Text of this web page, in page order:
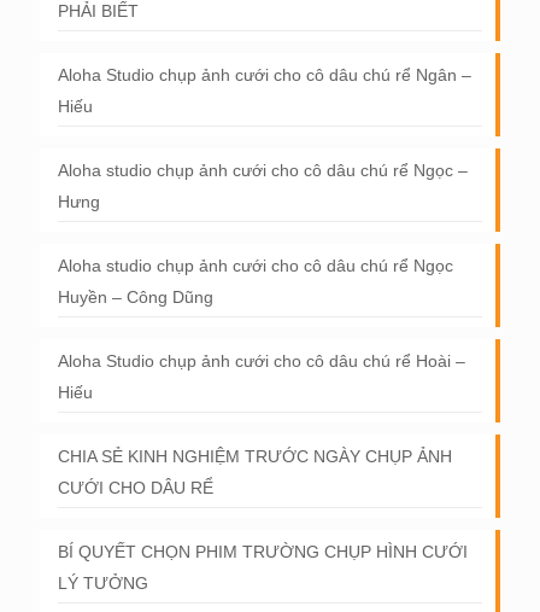
PHẢI BIẾT
Aloha Studio chụp ảnh cưới cho cô dâu chú rể Ngân –
Hiếu
Aloha studio chụp ảnh cưới cho cô dâu chú rể Ngọc –
Hưng
Aloha studio chụp ảnh cưới cho cô dâu chú rể Ngọc
Huyền – Công Dũng
Aloha Studio chụp ảnh cưới cho cô dâu chú rể Hoài –
Hiếu
CHIA SẺ KINH NGHIỆM TRƯỚC NGÀY CHỤP ẢNH
CƯỚI CHO DÂU RỂ
BÍ QUYẾT CHỌN PHIM TRƯỜNG CHỤP HÌNH CƯỚI
LÝ TƯỞNG